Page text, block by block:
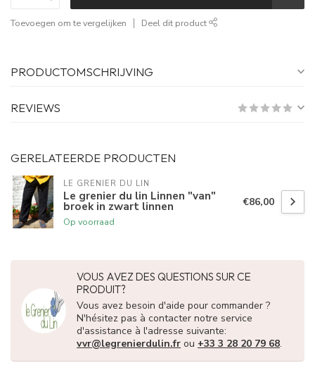
Toevoegen om te vergelijken Deel dit product
PRODUCTOMSCHRIJVING
REVIEWS
GERELATEERDE PRODUCTEN
LE GRENIER DU LIN
Le grenier du lin Linnen "van"
broek in zwart linnen
Op voorraad
€86,00
VOUS AVEZ DES QUESTIONS SUR CE
PRODUIT?
Vous avez besoin d'aide pour commander ?
N'hésitez pas à contacter notre service
d'assistance à l'adresse suivante:
vvr@legrenierdulin.fr ou +33 3 28 20 79 68.